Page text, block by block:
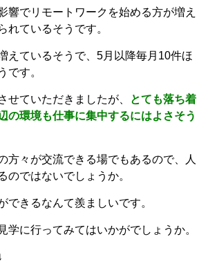
響でリモートワークを始める方が増え
れているそうです。
えているそうで、5月以降毎月10件ほ
です。
せていただきましたが、
とても落ち着
の環境も仕事に集中するにはよさそう
方々が交流できる場でもあるので、人
のではないでしょうか。
できるなんて羨ましいです。
学に行ってみてはいかがでしょうか。